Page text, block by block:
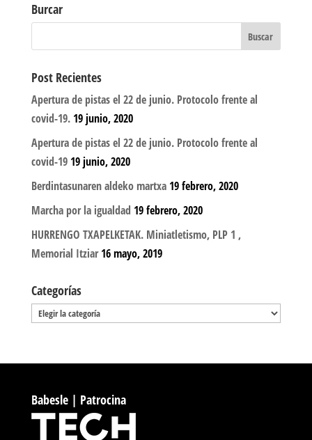
Burcar
Post Recientes
Apertura de pistas el 22 de junio. Protocolo frente al
covid-19. 19 junio, 2020
Apertura de pistas el 22 de junio. Protocolo frente al
covid-19 19 junio, 2020
Berdintasunaren aldeko martxa 19 febrero, 2020
Marcha por la igualdad 19 febrero, 2020
HURRENGO TXAPELKETAK. Miniatletismo, PLP 1 ,
Memorial Itziar 16 mayo, 2019
Categorías
Categorías
Babesle | Patrocina